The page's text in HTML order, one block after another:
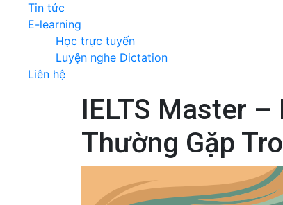
Tin tức
E-learning
Học trực tuyến
Luyện nghe Dictation
Liên hệ
IELTS Master
Thường Gặp